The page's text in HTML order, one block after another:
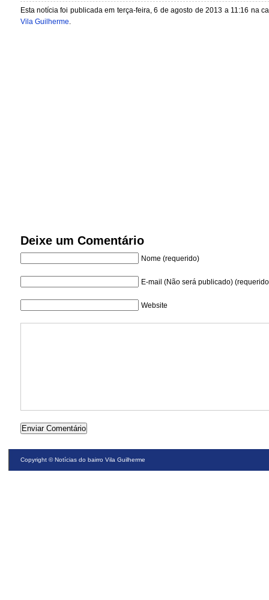
Esta notícia foi publicada em terça-feira, 6 de agosto de 2013 a 11:16 na
Vila Guilherme.
Deixe um Comentário
Nome (requerido)
E-mail (Não será publicado)
Website
Copyright ©Notícias do bairro Vila Guilherme